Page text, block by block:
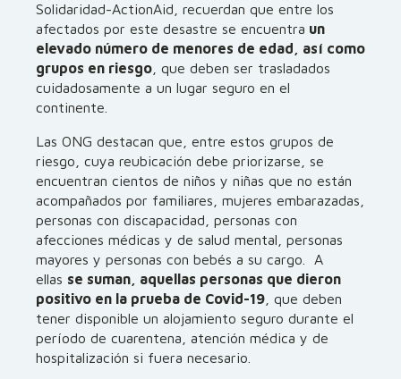
Solidaridad-ActionAid, recuerdan que entre los
afectados por este desastre se encuentra un
elevado número de menores de edad, así como
grupos en riesgo , que deben ser trasladados
cuidadosamente a un lugar seguro en el
continente.
Las ONG destacan que, entre estos grupos de
riesgo, cuya reubicación debe priorizarse, se
encuentran cientos de niños y niñas que no están
acompañados por familiares, mujeres embarazadas,
personas con discapacidad, personas con
afecciones médicas y de salud mental, personas
mayores y personas con bebés a su cargo. A
ellas se suman, aquellas personas que dieron
positivo en la prueba de Covid-19 , que deben
tener disponible un alojamiento seguro durante el
período de cuarentena, atención médica y de
hospitalización si fuera necesario.